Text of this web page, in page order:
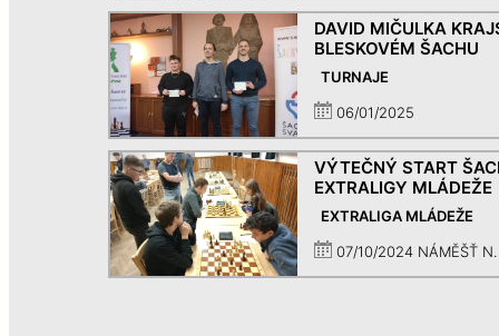
DAVID MIČULKA
BLESKOVÉM ŠACHU
TURNAJE
06/01/2025
VÝTEČNÝ START
EXTRALIGY MLÁDEŽE
EXTRALIGA MLÁDEŽE
07/10/2024 NÁMĚŠŤ N.